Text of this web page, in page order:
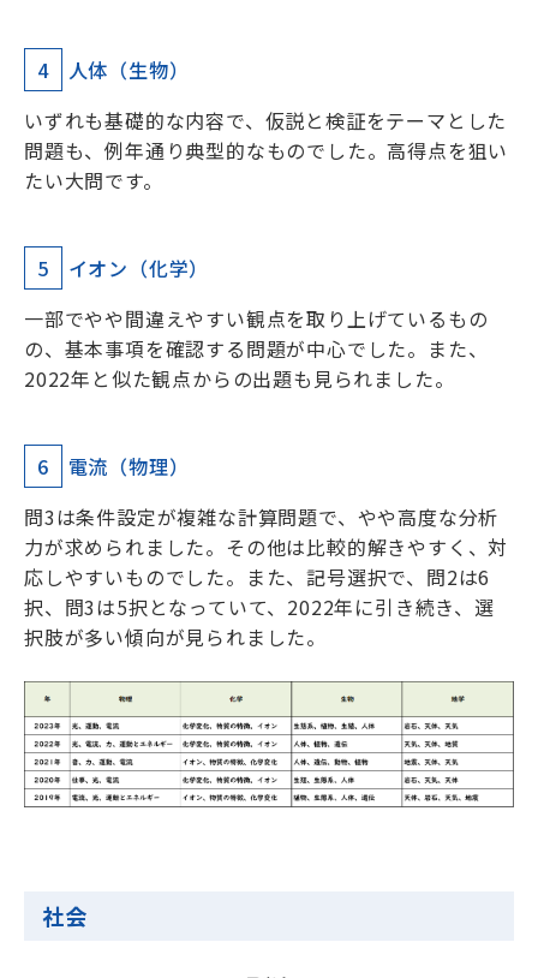
4
人体（生物）
いずれも基礎的な内容で、仮説と検証をテーマとした
問題も、例年通り典型的なものでした。高得点を狙い
たい大問です。
5
イオン（化学）
一部でやや間違えやすい観点を取り上げているもの
の、基本事項を確認する問題が中心でした。また、
2022年と似た観点からの出題も見られました。
6
電流（物理）
問3は条件設定が複雑な計算問題で、やや高度な分析
力が求められました。その他は比較的解きやすく、対
応しやすいものでした。また、記号選択で、問2は6
択、問3は5択となっていて、2022年に引き続き、選
択肢が多い傾向が見られました。
社会